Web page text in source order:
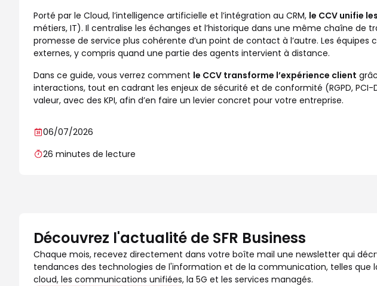
Porté par le Cloud, l’intelligence artificielle et l’intégration au CRM, le CCV unifie
métiers, IT). Il centralise les échanges et l’historique dans une même chaîne de
promesse de service plus cohérente d’un point de contact à l’autre. Les
externes, y compris quand une partie des agents intervient à distance.
Dans ce guide, vous verrez comment le CCV transforme l’expérience client
interactions, tout en cadrant les enjeux de sécurité et de conformité (RGPD, PCI-
valeur, avec des KPI, afin d’en faire un levier concret pour votre entreprise.
06/07/2026
26 minutes de lecture
Découvrez l'actualité de SFR Business
Chaque mois, recevez directement dans votre boîte mail une newsletter qui
tendances des technologies de l'information et de la communication, telles que
cloud, les communications unifiées, la 5G et les services managés.